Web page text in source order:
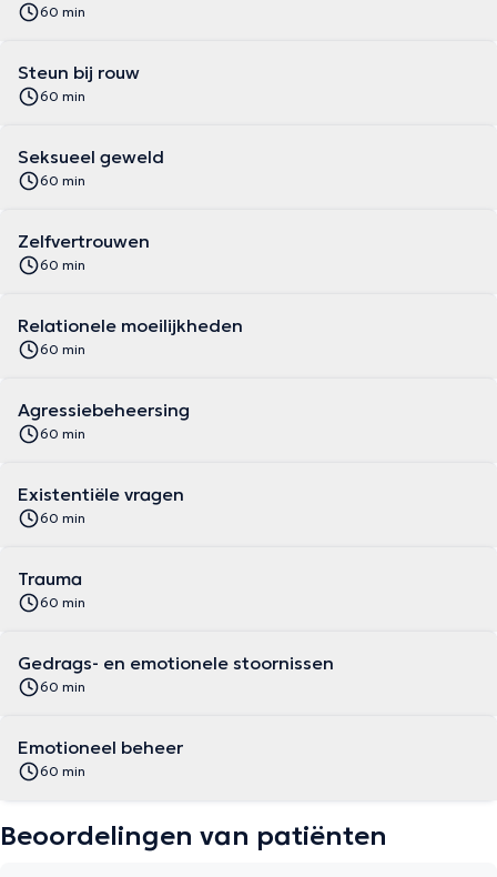
60 min
Steun bij rouw
60 min
Seksueel geweld
60 min
Zelfvertrouwen
60 min
Relationele moeilijkheden
60 min
Agressiebeheersing
60 min
Existentiële vragen
60 min
Trauma
60 min
Gedrags- en emotionele stoornissen
60 min
Emotioneel beheer
60 min
Beoordelingen van patiënten